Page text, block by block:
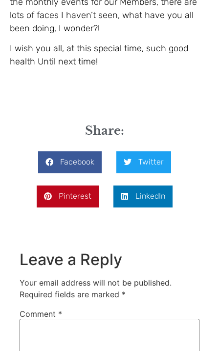
lots of faces I haven’t seen, what have you all
been doing, I wonder?!
I wish you all, at this special time, such good
health Until next time!
Share:
Facebook Twitter
Pinterest LinkedIn
Leave a Reply
Your email address will not be published.
Required fields are marked *
Comment *